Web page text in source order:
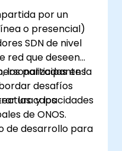
por un
o presencial)
SDN de nivel
red que deseen
en la
desafíos
las capacidades
los participantes
y los
de ONOS.
de desarrollo para